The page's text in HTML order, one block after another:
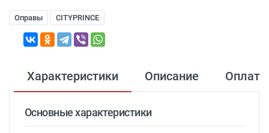
Оправы CITYPRINCE
Характеристики Описание Оплата
Основные характеристики